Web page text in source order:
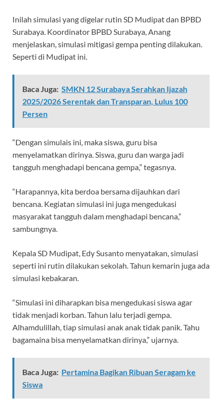
Inilah simulasi yang digelar rutin SD Mudipat dan BPBD
Surabaya. Koordinator BPBD Surabaya, Anang
menjelaskan, simulasi mitigasi gempa penting dilakukan.
Seperti di Mudipat ini.
Baca Juga: SMKN 12 Surabaya Serahkan Ijazah
2025/2026 Serentak dan Transparan, Lulus 100
Persen
“Dengan simulais ini, maka siswa, guru bisa
menyelamatkan dirinya. Siswa, guru dan warga jadi
tangguh menghadapi bencana gempa,” tegasnya.
“Harapannya, kita berdoa bersama dijauhkan dari
bencana. Kegiatan simulasi ini juga mengedukasi
masyarakat tangguh dalam menghadapi bencana,”
sambungnya.
Kepala SD Mudipat, Edy Susanto menyatakan, simulasi
seperti ini rutin dilakukan sekolah. Tahun kemarin juga ada
simulasi kebakaran.
“Simulasi ini diharapkan bisa mengedukasi siswa agar
tidak menjadi korban. Tahun lalu terjadi gempa.
Alhamdulillah, tiap simulasi anak anak tidak panik. Tahu
bagamaina bisa menyelamatkan dirinya,” ujarnya.
Baca Juga: Pertamina Bagikan Ribuan Seragam ke
Siswa